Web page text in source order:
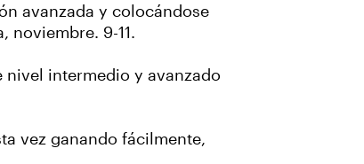
avanzada y colocándose
noviembre. 9-11.
nivel intermedio y avanzado
vez ganando fácilmente,